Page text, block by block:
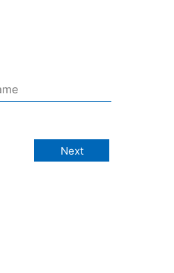
Next